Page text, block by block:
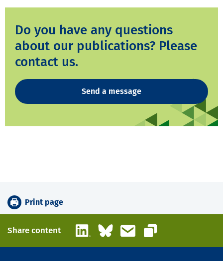
Do you have any questions
about our publications? Please
contact us.
Send a message
Print page
Share content LinkedInBlueskyEmail
Copy link